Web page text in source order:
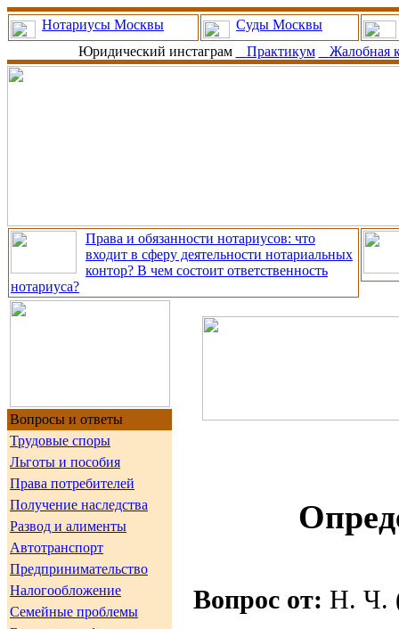
Нотариусы Москвы
Суды Москвы
Юридический инстаграм
Практикум Жалобная
Права и обязанности нотариусов: что
входит в сферу деятельности нотариальных
контор? В чем состоит ответственность
нотариуса?
Вопросы и ответы
Трудовые споры
Льготы и пособия
Права потребителей
Получение наследства
Развод и алименты
Автотранспорт
Предпринимательство
Налогообложение
Семейные проблемы
Вопрос от: Н. Ч.